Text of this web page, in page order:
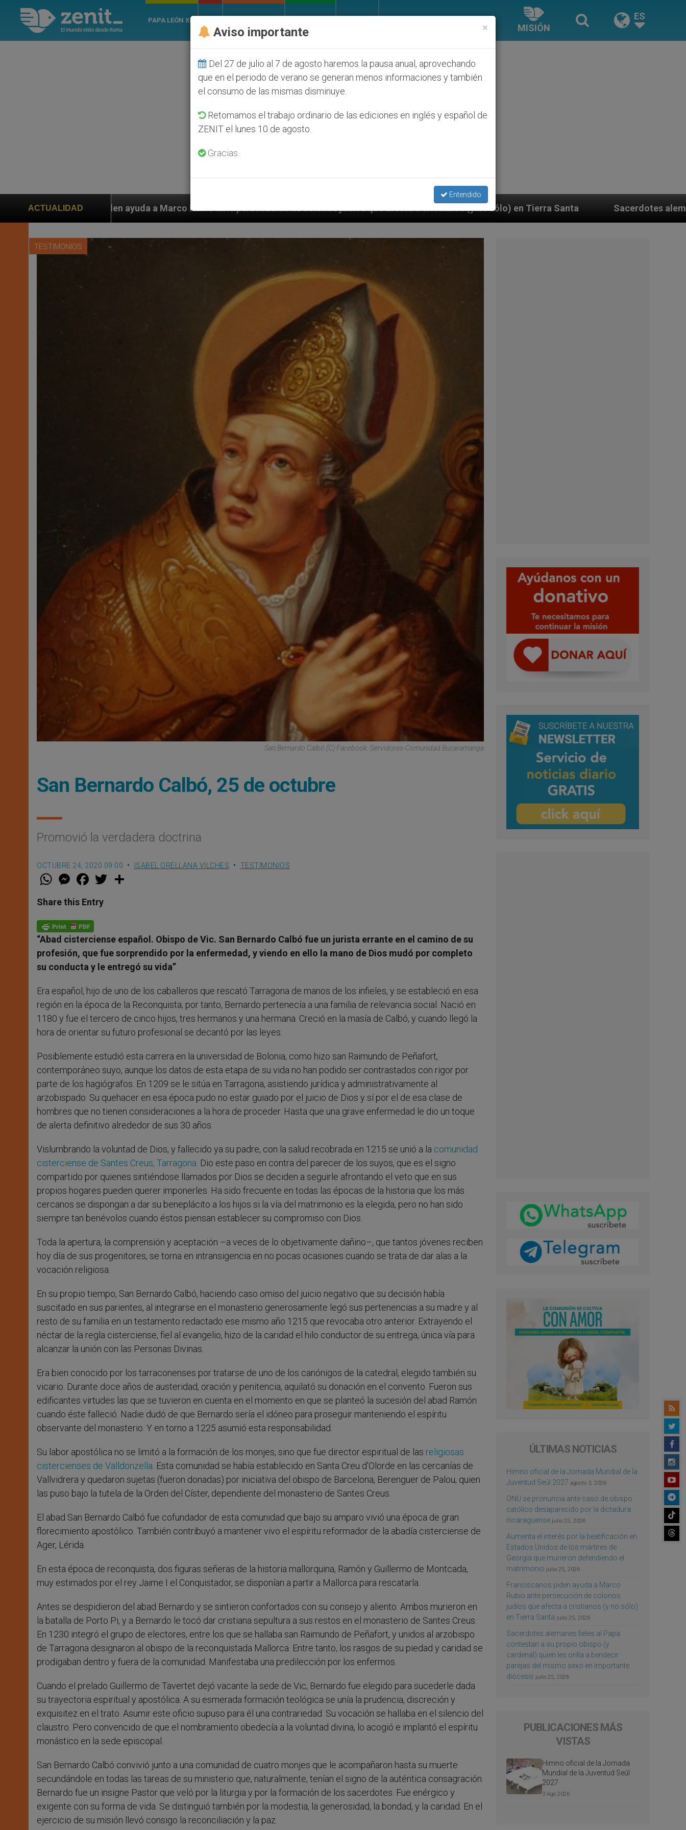
PAPA LEÓN XIV
MISIÓN
ES
ACTUALIDAD
a Marco Rubio ante persecución de colonos judíos que afecta a cristianos (y no sólo) en Tierra Santa Sacerdotes alemanes fieles al Papa contestan
TESTIMONIOS
San Bernardo Calbó (C) Facebook. Servidores-Comunidad Bucaramanga
San Bernardo Calbó, 25 de octubre
Promovió la verdadera doctrina
OCTUBRE 24, 2020 09:00 ISABEL ORELLANA VILCHES TESTIMONIOS
W
t
s
p
p
M
e
s
e
g
e
r
F
a
e
b
o
k
w
Share this Entry
“Abad cisterciense español. Obispo de Vic. San Bernardo Calbó fue un jurista errante en el camino de su
profesión, que fue sorprendido por la enfermedad, y viendo en ello la mano de Dios mudó por completo
su conducta y le entregó su vida”
Era español, hijo de uno de los caballeros que rescató Tarragona de manos de los infieles, y se estableció en esa
región en la época de la Reconquista; por tanto, Bernardo pertenecía a una familia de relevancia social. Nació en
1180 y fue el tercero de cinco hijos, tres hermanos y una hermana. Creció en la masía de Calbó, y cuando llegó la
hora de orientar su futuro profesional se decantó por las leyes.
Posiblemente estudió esta carrera en la universidad de Bolonia, como hizo san Raimundo de Peñafort,
contemporáneo suyo, aunque los datos de esta etapa de su vida no han podido ser contrastados con rigor por
parte de los hagiógrafos. En 1209 se le sitúa en Tarragona, asistiendo jurídica y administrativamente al
arzobispado. Su quehacer en esa época pudo no estar guiado por el juicio de Dios y sí por el de esa clase de
hombres que no tienen consideraciones a la hora de proceder. Hasta que una grave enfermedad le dio un toque
de alerta definitivo alrededor de sus 30 años.
Vislumbrando la voluntad de Dios, y fallecido ya su padre, con la salud recobrada en 1215 se unió a la comunidad
cisterciense de Santes Creus, Tarragona. Dio este paso en contra del parecer de los suyos, que es el signo
compartido por quienes sintiéndose llamados por Dios se deciden a seguirle afrontando el veto que en sus
propios hogares pueden querer imponerles. Ha sido frecuente en todas las épocas de la historia que los más
cercanos se dispongan a dar su beneplácito a los hijos si la vía del matrimonio es la elegida, pero no han sido
siempre tan benévolos cuando éstos piensan establecer su compromiso con Dios.
Toda la apertura, la comprensión y aceptación –a veces de lo objetivamente dañino–, que tantos jóvenes reciben
hoy día de sus progenitores, se torna en intransigencia en no pocas ocasiones cuando se trata de dar alas a la
vocación religiosa.
En su propio tiempo, San Bernardo Calbó, haciendo caso omiso del juicio negativo que su decisión había
suscitado en sus parientes, al integrarse en el monasterio generosamente legó sus pertenencias a su madre y al
resto de su familia en un testamento redactado ese mismo año 1215 que revocaba otro anterior. Extrayendo el
néctar de la regla cisterciense, fiel al evangelio, hizo de la caridad el hilo conductor de su entrega, única vía para
alcanzar la unión con las Personas Divinas.
Era bien conocido por los tarraconenses por tratarse de uno de los canónigos de la catedral, elegido también su
vicario. Durante doce años de austeridad, oración y penitencia, aquilató su donación en el convento. Fueron sus
edificantes virtudes las que se tuvieron en cuenta en el momento en que se planteó la sucesión del abad Ramón
cuando éste falleció. Nadie dudó de que Bernardo sería el idóneo para proseguir manteniendo el espíritu
observante del monasterio. Y en torno a 1225 asumió esta responsabilidad.
Su labor apostólica no se limitó a la formación de los monjes, sino que fue director espiritual de las religiosas
cistercienses de Valldonzella . Esta comunidad se había establecido en Santa Creu d’Olorde en las cercanías de
Vallvidrera y quedaron sujetas (fueron donadas) por iniciativa del obispo de Barcelona, Berenguer de Palou, quien
las puso bajo la tutela de la Orden del Císter, dependiente del monasterio de Santes Creus.
El abad San Bernardo Calbó fue cofundador de esta comunidad que bajo su amparo vivió una época de gran
florecimiento apostólico. También contribuyó a mantener vivo el espíritu reformador de la abadía cisterciense de
Ager, Lérida.
En esta época de reconquista, dos figuras señeras de la historia mallorquina, Ramón y Guillermo de Montcada,
muy estimados por el rey Jaime I el Conquistador, se disponían a partir a Mallorca para rescatarla.
Antes se despidieron del abad Bernardo y se sintieron confortados con su consejo y aliento. Ambos murieron en
la batalla de Porto Pi, y a Bernardo le tocó dar cristiana sepultura a sus restos en el monasterio de Santes Creus.
En 1230 integró el grupo de electores, entre los que se hallaba san Raimundo de Peñafort, y unidos al arzobispo
de Tarragona designaron al obispo de la reconquistada Mallorca. Entre tanto, los rasgos de su piedad y caridad se
prodigaban dentro y fuera de la comunidad. Manifestaba una predilección por los enfermos.
Cuando el prelado Guillermo de Tavertet dejó vacante la sede de Vic, Bernardo fue elegido para sucederle dada
su trayectoria espiritual y apostólica. A su esmerada formación teológica se unía la prudencia, discreción y
exquisitez en el trato. Asumir este oficio supuso para él una contrariedad. Su vocación se hallaba en el silencio del
claustro. Pero convencido de que el nombramiento obedecía a la voluntad divina, lo acogió e implantó el espíritu
monástico en la sede episcopal.
San Bernardo Calbó convivió junto a una comunidad de cuatro monjes que le acompañaron hasta su muerte
secundándole en todas las tareas de su ministerio que, naturalmente, tenían el signo de la auténtica consagración.
Bernardo fue un insigne Pastor que veló por la liturgia y por la formación de los sacerdotes. Fue enérgico y
exigente con su forma de vida. Se distinguió también por la modestia, la generosidad, la bondad, y la caridad. En el
ejercicio de su misión llevó consigo la reconciliación y la paz.
ÚLTIMAS NOTICIAS
Himno oficial de la Jornada Mundial de la
Juventud Seúl 2027 agosto 3, 2026
ONU se pronuncia ante caso de obispo
católico desaparecido por la dictadura
nicaragüense julio 25, 2026
Aumenta el interés por la beatificación en
Estados Unidos de los mártires de
Georgia que murieron defendiendo el
matrimonio julio 25, 2026
Franciscanos piden ayuda a Marco
Rubio ante persecución de colonos
judíos que afecta a cristianos (y no sólo)
en Tierra Santa julio 25, 2026
Sacerdotes alemanes fieles al Papa
contestan a su propio obispo (y
cardenal) quien les orilla a bendecir
parejas del mismo sexo en importante
diócesis julio 25, 2026
PUBLICACIONES MÁS
VISTAS
Himno oficial de la Jornada
Mundial de la Juventud Seúl
2027
3 Ago 2026
×
Aviso importante
Del 27 de julio al 7 de agosto haremos la pausa anual, aprovechando
que en el periodo de verano se generan menos informaciones y también
el consumo de las mismas disminuye.
Retomamos el trabajo ordinario de las ediciones en inglés y español de
ZENIT el lunes 10 de agosto.
Gracias.
Entendido